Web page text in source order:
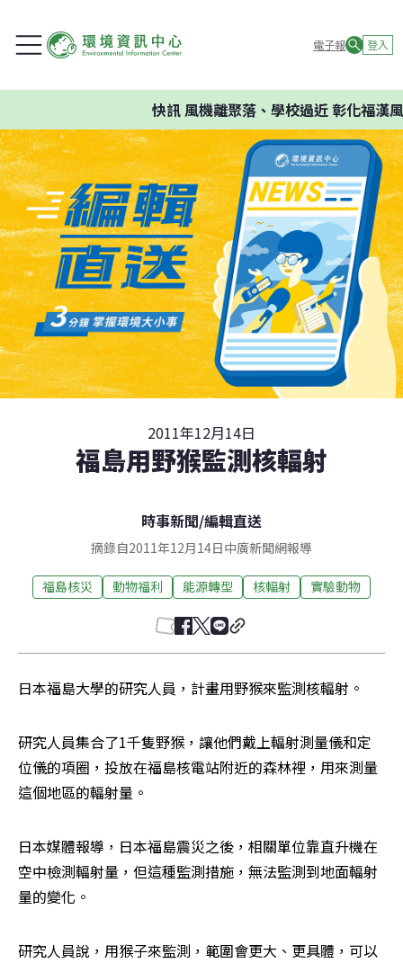
電子報 登入
快訊風機離聚落、學校過近 彰化福漢風
2011年12月14日
福島用野猴監測核輻射
時事新聞/編輯直送
摘錄自2011年12月14日中廣新聞網報導
福島核災 動物福利 能源轉型 核輻射 實驗動物
日本福島大學的研究人員，計畫用野猴來監測核輻射。
研究人員集合了1千隻野猴，讓他們戴上輻射測量儀和定
位儀的項圈，投放在福島核電站附近的森林裡，用來測量
這個地區的輻射量。
日本媒體報導，日本福島震災之後，相關單位靠直升機在
空中檢測輻射量，但這種監測措施，無法監測到地面輻射
量的變化。
研究人員說，用猴子來監測，範圍會更大、更具體，可以